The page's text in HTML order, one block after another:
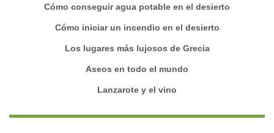
Cómo conseguir agua potable en el desierto
Cómo iniciar un incendio en el desierto
Los lugares más lujosos de Grecia
Aseos en todo el mundo
Lanzarote y el vino